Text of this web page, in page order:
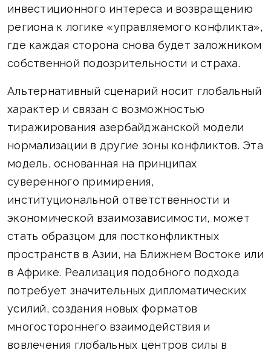
инвестиционного интереса и возвращению
региона к логике «управляемого конфликта»,
где каждая сторона снова будет заложником
собственной подозрительности и страха.
Альтернативный сценарий носит глобальный
характер и связан с возможностью
тиражирования азербайджанской модели
нормализации в другие зоны конфликтов. Эта
модель, основанная на принципах
суверенного примирения,
институциональной ответственности и
экономической взаимозависимости, может
стать образцом для постконфликтных
пространств в Азии, на Ближнем Востоке или
в Африке. Реализация подобного подхода
потребует значительных дипломатических
усилий, создания новых форматов
многостороннего взаимодействия и
вовлечения глобальных центров силы в